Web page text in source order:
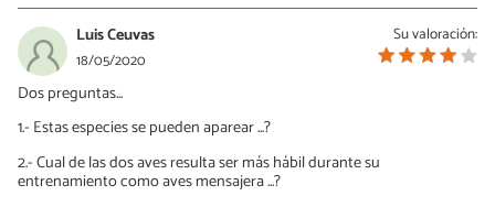
Su valoración:
Luis Ceuvas
18/05/2020
Dos preguntas...
1.- Estas especies se pueden aparear ...?
2.- Cual de las dos aves resulta ser más hábil durante su
entrenamiento como aves mensajera ...?